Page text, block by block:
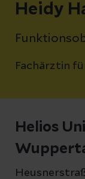
Heidy
Fachärztin
Helios